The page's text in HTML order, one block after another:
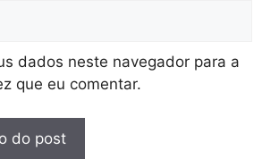
dados neste navegador para a
que eu comentar.